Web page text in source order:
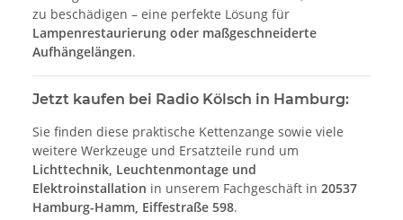
zu beschädigen – eine perfekte Lösung für
Lampenrestaurierung oder maßgeschneiderte
Aufhängelängen.
Jetzt kaufen bei Radio Kölsch in Hamburg:
Sie finden diese praktische Kettenzange sowie viele
weitere Werkzeuge und Ersatzteile rund um
Lichttechnik, Leuchtenmontage und
Elektroinstallation in unserem Fachgeschäft in 20537
Hamburg-Hamm, Eiffestraße 598.